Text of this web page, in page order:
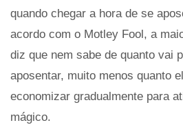
quando chegar a hora de se
acordo com o Motley Fool, a
diz que nem sabe de quanto vai
aposentar, muito menos quanto
economizar gradualmente para
mágico.